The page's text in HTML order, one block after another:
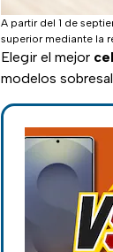
A partir del 1 de
superior mediante la
Elegir el mejor
modelos